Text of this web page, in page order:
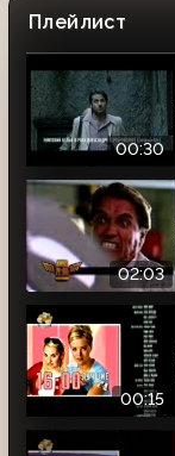
Плейлист
00:30
02:03
00:15